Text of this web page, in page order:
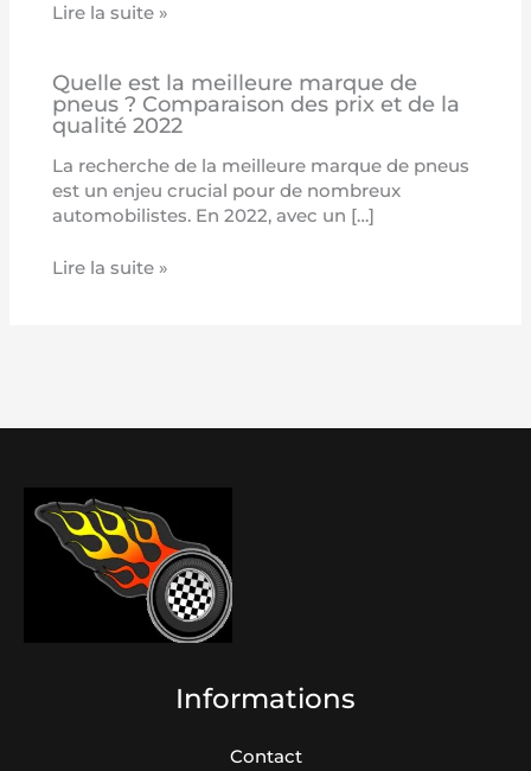
Lire la suite »
Quelle est la meilleure marque de
pneus ? Comparaison des prix et de la
qualité 2022
La recherche de la meilleure marque de pneus
est un enjeu crucial pour de nombreux
automobilistes. En 2022, avec un […]
Lire la suite »
Informations
Contact